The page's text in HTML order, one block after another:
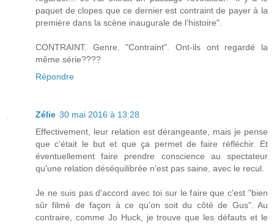
paquet de clopes que ce dernier est contraint de payer à la
première dans la scène inaugurale de l’histoire".
CONTRAINT. Genre. "Contraint". Ont-ils ont regardé la
même série????
Répondre
Zélie 30 mai 2016 à 13:28
Effectivement, leur relation est dérangeante, mais je pense
que c'était le but et que ça permet de faire réfléchir. Et
éventuellement faire prendre conscience au spectateur
qu'une relation déséquilibrée n'est pas saine, avec le recul.
Je ne suis pas d'accord avec toi sur le faire que c'est "bien
sûr filmé de façon à ce qu'on soit du côté de Gus". Au
contraire, comme Jo Huck, je trouve que les défauts et le